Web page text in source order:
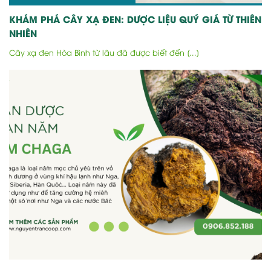
KHÁM PHÁ CÂY XẠ ĐEN: DƯỢC LIỆU QUÝ GIÁ TỪ THIÊN
NHIÊN
Cây xạ đen Hòa Bình từ lâu đã được biết đến [...]